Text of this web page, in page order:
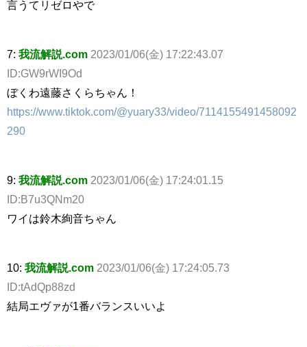
言うてリゼロやで
7: 我流解説.com 2023/01/06(金) 17:22:43.07
ID:GW9rWI9Od
ぼくわ遠藤さくらちゃん！
https://www.tiktok.com/@yuary33/video/7114155491458092
290
9: 我流解説.com 2023/01/06(金) 17:24:01.15
ID:B7u3QNm20
ワイは鈴木絢音ちゃん
10: 我流解説.com 2023/01/06(金) 17:24:05.73
ID:tAdQp88zd
結局エヴァが1番バランスいいよ